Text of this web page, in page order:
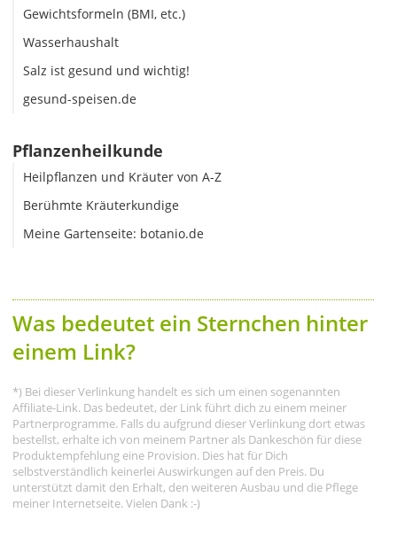
Gewichtsformeln (BMI, etc.)
Wasserhaushalt
Salz ist gesund und wichtig!
gesund-speisen.de
Pflanzenheilkunde
Heilpflanzen und Kräuter von A-Z
Berühmte Kräuterkundige
Meine Gartenseite: botanio.de
Was bedeutet ein Sternchen hinter
einem Link?
*) Bei dieser Verlinkung handelt es sich um einen sogenannten
Affiliate-Link. Das bedeutet, der Link führt dich zu einem meiner
Partnerprogramme. Falls du aufgrund dieser Verlinkung dort etwas
bestellst, erhalte ich von meinem Partner als Dankeschön für diese
Produktempfehlung eine Provision. Dies hat für Dich
selbstverständlich keinerlei Auswirkungen auf den Preis. Du
unterstützt damit den Erhalt, den weiteren Ausbau und die Pflege
meiner Internetseite. Vielen Dank :-)